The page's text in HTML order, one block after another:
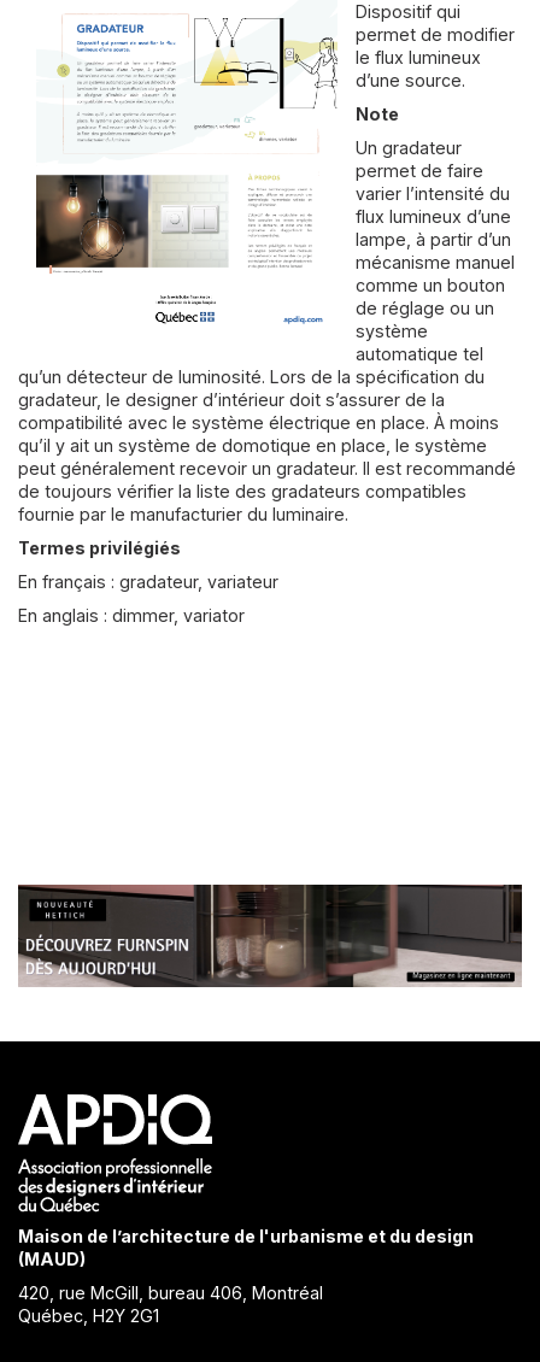
Dispositif qui
permet de modifier
le flux lumineux
d’une source.
Note
Un gradateur
permet de faire
varier l’intensité du
flux lumineux d’une
lampe, à partir d’un
mécanisme manuel
comme un bouton
de réglage ou un
système
automatique tel
qu’un détecteur de luminosité. Lors de la spécification du
gradateur, le designer d’intérieur doit s’assurer de la
compatibilité avec le système électrique en place. À moins
qu’il y ait un système de domotique en place, le système
peut généralement recevoir un gradateur. Il est recommandé
de toujours vérifier la liste des gradateurs compatibles
fournie par le manufacturier du luminaire.
Termes privilégiés
En français : gradateur, variateur
En anglais : dimmer, variator
Maison de l’architecture de l'urbanisme et du design
(MAUD)
420, rue McGill, bureau 406, Montréal
Québec, H2Y 2G1